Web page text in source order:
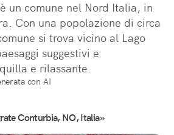
un comune nel Nord Italia, in
Con una popolazione di circa
si trova vicino al Lago
suggestivi e
e rilassante.
con AI
Conturbia, NO, Italia»